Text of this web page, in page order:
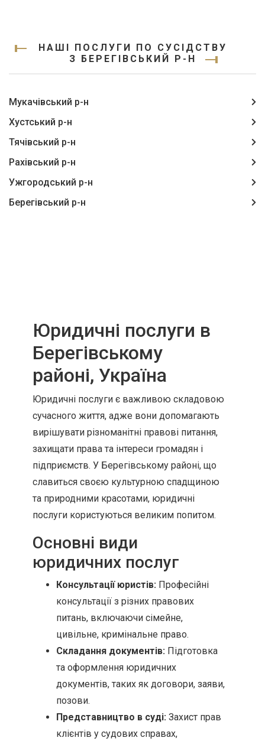
НАШІ ПОСЛУГИ ПО СУСІДСТВУ
З БЕРЕГІВСЬКИЙ Р-Н
Мукачівський р-н
Хустський р-н
Тячівський р-н
Рахівський р-н
Ужгородський р-н
Берегівський р-н
Юридичні послуги в
Берегівському
районі, Україна
Юридичні послуги є важливою складовою
сучасного життя, адже вони допомагають
вирішувати різноманітні правові питання,
захищати права та інтереси громадян і
підприємств. У Берегівському районі, що
славиться своєю культурною спадщиною
та природними красотами, юридичні
послуги користуються великим попитом.
Основні види
юридичних послуг
Консультації юристів: Професійні
консультації з різних правових
питань, включаючи сімейне,
цивільне, кримінальне право.
Складання документів: Підготовка
та оформлення юридичних
документів, таких як договори, заяви,
позови.
Представництво в суді: Захист прав
клієнтів у судових справах,